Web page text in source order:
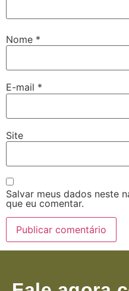
Nome *
E-mail *
Site
Salvar meus dados neste
que eu comentar.